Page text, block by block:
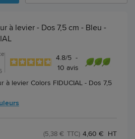
à levier - Dos 7,5 cm - Bleu -
4.8/5 -
10 avis
à levier Colors FIDUCIAL - Dos 7,5
4,60 € HT
(5,38 € TTC)